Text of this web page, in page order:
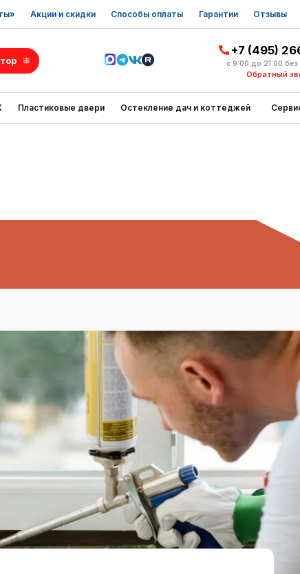
Акции и скидки Способы оплаты Гарантии Отзывы
+7 (495)
с 9:00 до 21:00
Обратный
Пластиковые двери Остекление дач и коттеджей